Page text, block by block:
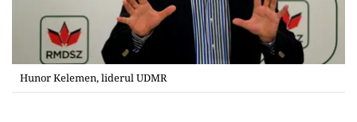
Hunor Kelemen, liderul UDMR